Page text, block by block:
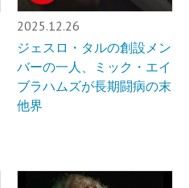
2025.12.26
ジェスロ・タルの創設メン
バーの一人、ミック・エイ
ブラハムズが長期闘病の末
他界